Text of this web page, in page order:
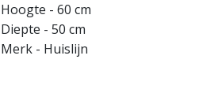
Hoogte - 60 cm
Diepte - 50 cm
Merk - Huislijn